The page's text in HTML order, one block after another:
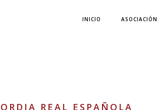
INICIO ASOCIACIÓN
REAL ESPAÑOLA